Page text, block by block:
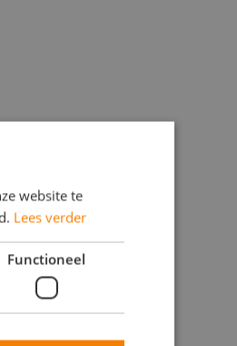
website te
Lees verder
Functioneel